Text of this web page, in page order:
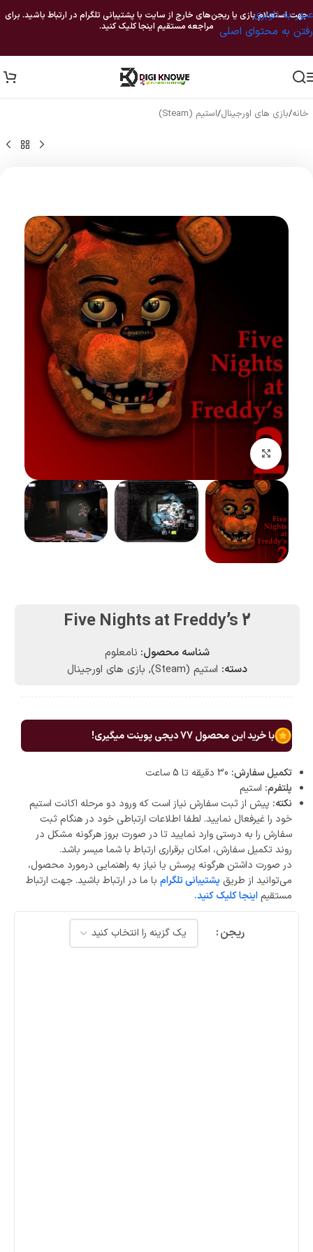
عبور به ناوبری
رفتن به محتوای اصلی
جهت استعلام بازی یا ریجن‌های خارج از سایت با پشتیبانی تلگرام در ارتباط باشید. برای
مراجعه مستقیم اینجا کلیک کنید.
خانه/بازی های اورجینال/استیم (Steam)
بزرگنمایی تصویر
Five Nights at Freddy’s 2
شناسه محصول: نامعلوم
دسته: استیم (Steam) , بازی های اورجینال
با خرید این محصول77دیجی پوینت میگیری!
تکمیل سفارش:
پلتفرم: استیم
نکته: پیش از ثبت سفارش نیاز است که ورود دو مرحله اکانت استیم
خود را غیرفعال نمایید. لطفا اطلاعات ارتباطی خود در هنگام ثبت
سفارش را به درستی وارد نمایید تا در صورت بروز هرگونه مشکل در
روند تکمیل سفارش، امکان برقراری ارتباط با شما میسر باشد.
در صورت داشتن هرگونه پرسش یا نیاز به راهنمایی درمورد محصول،
می‌توانید از طریق پشتیبانی تلگرام با ما در ارتباط باشید. جهت ارتباط
مستقیم اینجا کلیک کنید.
ریجن